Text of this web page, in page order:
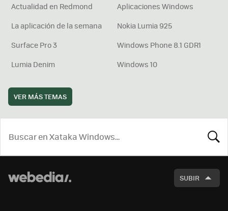
Actualidad en Redmond
Aplicaciones Windows
La aplicación de la semana
Nokia Lumia 925
Surface Pro 3
Windows Phone 8.1 GDR1
Lumia Denim
Windows 10
VER MÁS TEMAS
SUBIR